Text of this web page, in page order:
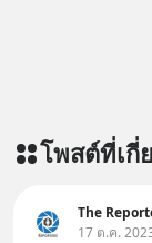
โพสต์ที่เกี่
The
17 ต.ค.